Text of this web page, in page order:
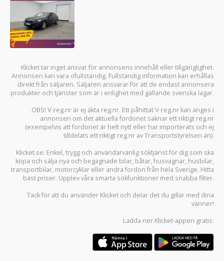
Klicket tar inget ansvar för annonsens innehåll eller tillgänglighet.
Annonsen kan vara ofullständig. Fullständig information kan erhållas
direkt från säljaren. Säljaren ansvarar för att de endast annonsera
produkter och tjänster som är i enlighet med gällande svenska lagar.
OBS! V-reg.nr är ej äkta reg.nr. Ett påhittat V-reg.nr kan anges i
annonsen om det aktuella fordonet saknar ett riktigt reg.nr
(exempelvis att fordonet är helt nytt eller har importerats och ej
tilldelats ett riktigt reg.nr av Transportstyrelsen än).
Klicket.se: Enkel, trygg och användarvänlig söktjänst för dig som ska
köpa och sälja nya och begagnade bilar, båtar, husvagnar, husbilar,
transportbilar, motorcyklar eller andra fordon från hela Sverige. Hitta
bäst priser. Upplev våra smarta sökfunktioner med snabba filter.
Tack för att du använder Klicket och delar det du gillar med dina
vänner!
Ladda ner Klicket-appen gratis: